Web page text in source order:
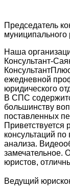
Председатель
муниципального
Наша
Консультант-
ежедневной
юридического
В СПС
большинству
поставленных
Приветствуется
консультаций
анализа.
замечательное.
юристов,
Ведущий